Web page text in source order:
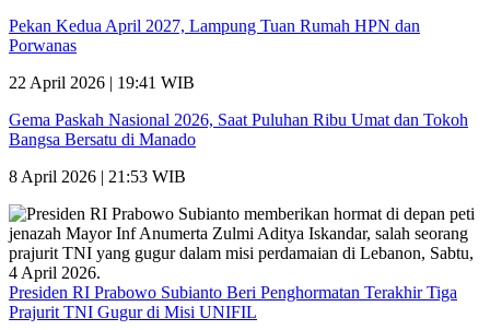
Pekan Kedua April 2027, Lampung Tuan Rumah HPN dan
Porwanas
22 April 2026 | 19:41 WIB
Gema Paskah Nasional 2026, Saat Puluhan Ribu Umat dan Tokoh
Bangsa Bersatu di Manado
8 April 2026 | 21:53 WIB
Presiden RI Prabowo Subianto Beri Penghormatan Terakhir Tiga
Prajurit TNI Gugur di Misi UNIFIL